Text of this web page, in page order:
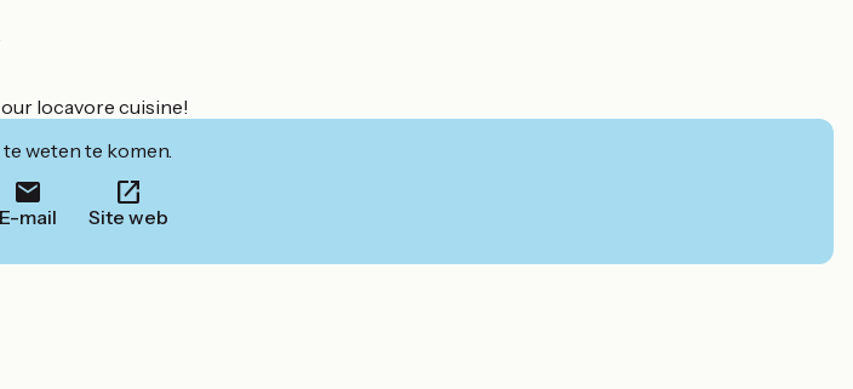
locavore cuisine!
weten te komen.
E-mail Site web